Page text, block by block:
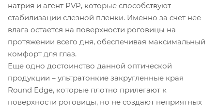
натрия и агент PVP, которые способствуют
стабилизации слезной пленки. Именно за счет нее
влага остается на поверхности роговицы на
протяжении всего дня, обеспечивая максимальный
комфорт для глаз.
Еще одно достоинство данной оптической
продукции – ультратонкие закругленные края
Round Edge, которые плотно прилегают к
поверхности роговицы, но не создают неприятных